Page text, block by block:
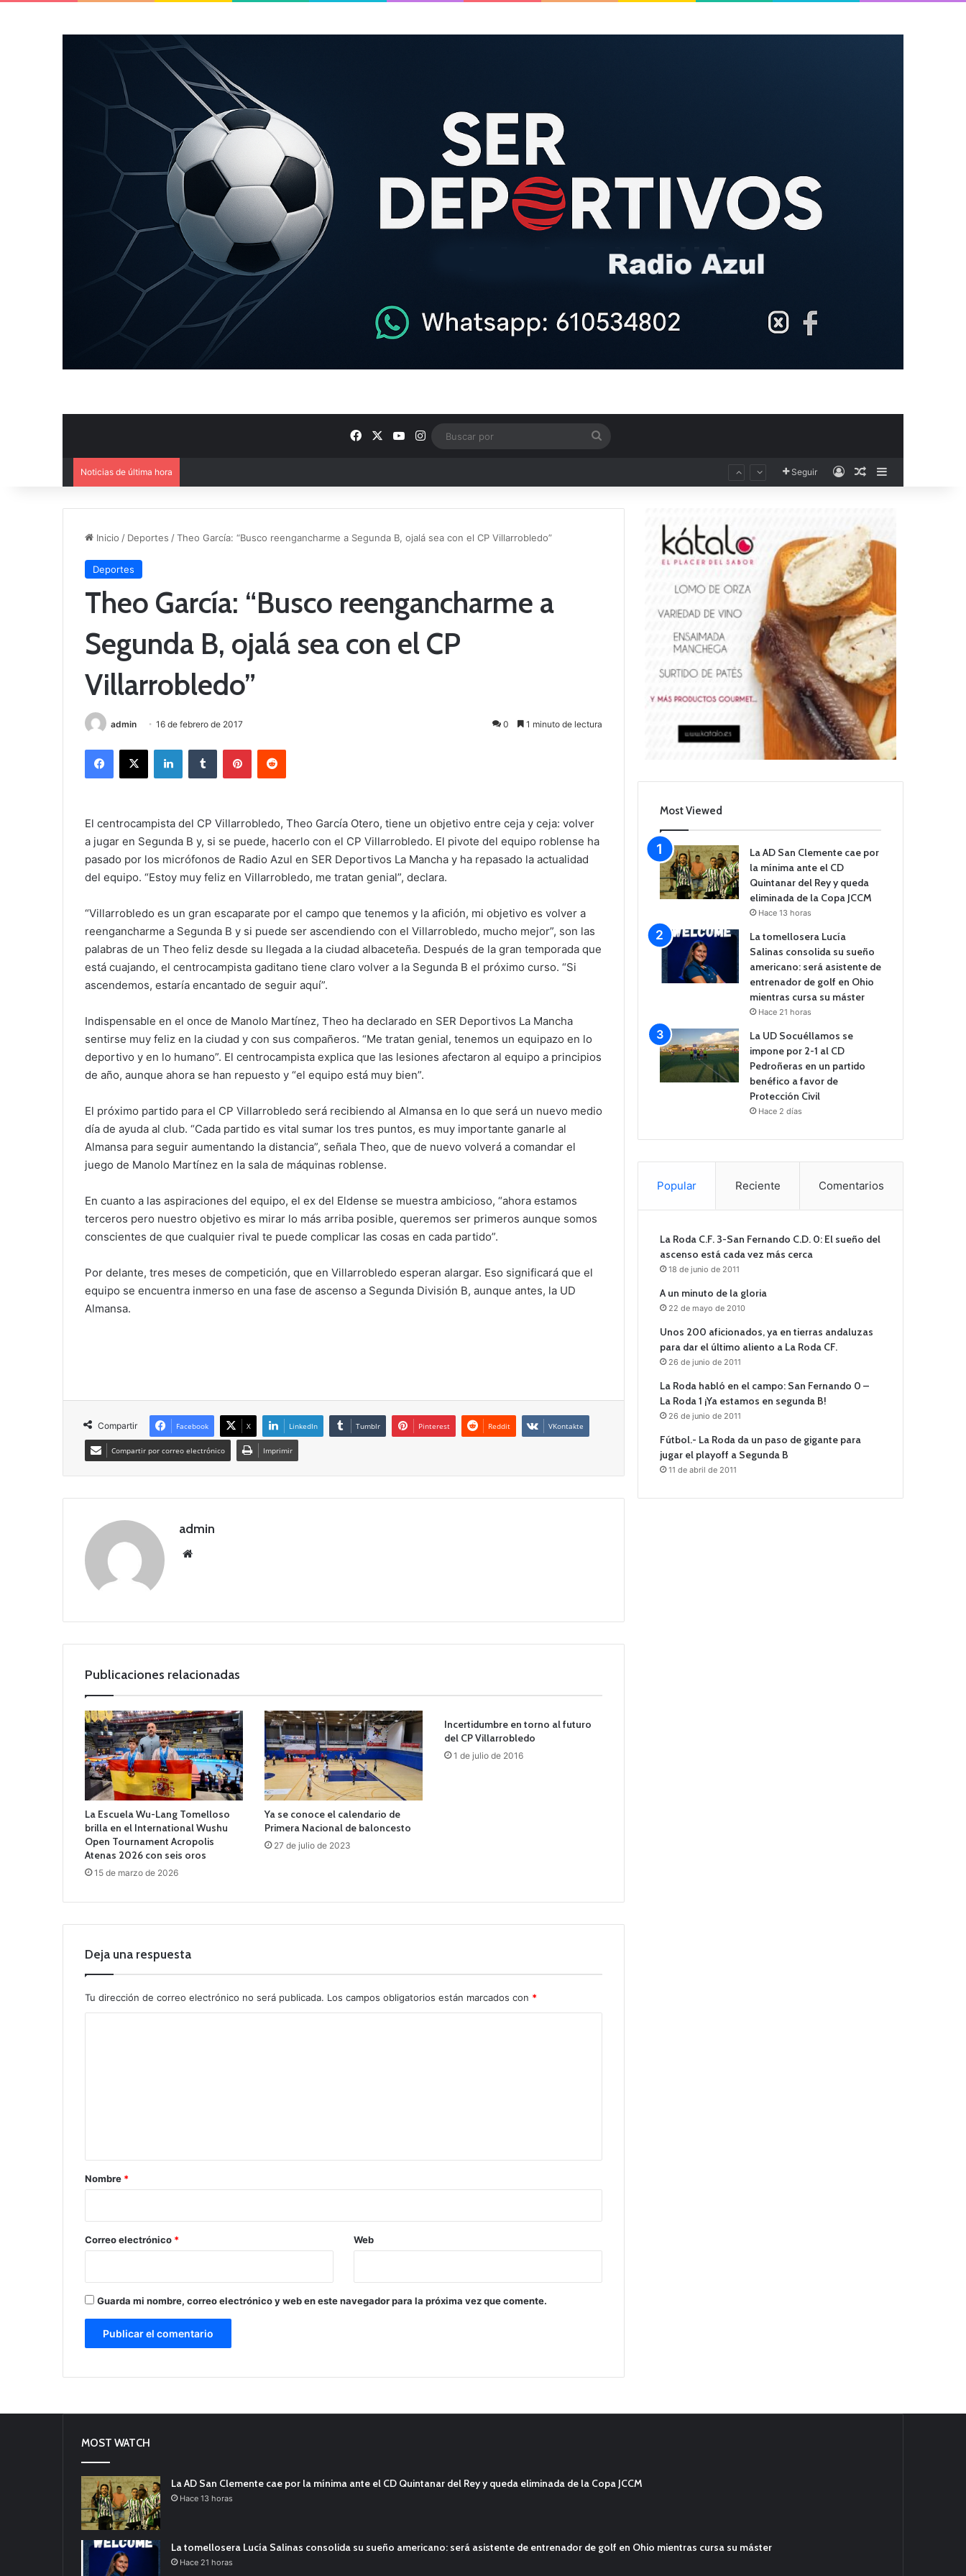
FacebookYouTube
Instagram
Noticias de última hora Seguir AccesoPublicación al
Inicio / Deportes /Theo García: “Busco reengancharme a Segunda B, ojalá sea con el CP Villarrobledo”
Deportes
Theo García: “Busco reengancharme a
Segunda B, ojalá sea con el CP
Villarrobledo”
admin 16 de febrero de 2017 0 1 minuto de lectura
El centrocampista del CP Villarrobledo, Theo García Otero, tiene un objetivo entre ceja y ceja: volver
a jugar en Segunda B y, si se puede, hacerlo con el CP Villarrobledo. El pivote del equipo roblense ha
pasado por los micrófonos de Radio Azul en SER Deportivos La Mancha y ha repasado la actualidad
del equipo. “Estoy muy feliz en Villarrobledo, me tratan genial”, declara.
“Villarrobledo es un gran escaparate por el campo que tenemos y la afición, mi objetivo es volver a
reengancharme a Segunda B y si puede ser ascendiendo con el Villarrobledo, mucho mejor”, son las
palabras de un Theo feliz desde su llegada a la ciudad albaceteña. Después de la gran temporada que
está cuajando, el centrocampista gaditano tiene claro volver a la Segunda B el próximo curso. “Si
ascendemos, estaría encantado de seguir aquí”.
Indispensable en el once de Manolo Martínez, Theo ha declarado en SER Deportivos La Mancha
sentirse muy feliz en la ciudad y con sus compañeros. “Me tratan genial, tenemos un equipazo en lo
deportivo y en lo humano”. El centrocampista explica que las lesiones afectaron al equipo a principios
de año, aunque ahora se han repuesto y “el equipo está muy bien”.
El próximo partido para el CP Villarrobledo será recibiendo al Almansa en lo que será un nuevo medio
día de ayuda al club. “Cada partido es vital sumar los tres puntos, es muy importante ganarle al
Almansa para seguir aumentando la distancia”, señala Theo, que de nuevo volverá a comandar el
juego de Manolo Martínez en la sala de máquinas roblense.
En cuanto a las aspiraciones del equipo, el ex del Eldense se muestra ambicioso, “ahora estamos
terceros pero nuestro objetivo es mirar lo más arriba posible, queremos ser primeros aunque somos
conscientes de que cualquier rival te puede complicar las cosas en cada partido”.
Por delante, tres meses de competición, que en Villarrobledo esperan alargar. Eso significará que el
equipo se encuentra inmerso en una fase de ascenso a Segunda División B, aunque antes, la UD
Almansa.
Compartir Facebook X LinkedIn Tumblr Pinterest Reddit VKontakte
Compartir por correo electrónico Imprimir
admin
Publicaciones relacionadas
La Escuela Wu-Lang Tomelloso
brilla en el International Wushu
Open Tournament Acropolis
Atenas 2026 con seis oros
15 de marzo de 2026
Ya se conoce el calendario de
Primera Nacional de baloncesto
27 de julio de 2023
Incertidumbre en torno al futuro
del CP Villarrobledo
1 de julio de 2016
Deja una respuesta
Tu dirección de correo electrónico no será publicada. Los campos obligatorios están marcados con *
r
*
Nombre *
Correo electrónico * Web
Guarda mi nombre, correo electrónico y web en este navegador para la próxima vez que comente.
Most Viewed
La AD San Clemente cae por
la mínima ante el CD
Quintanar del Rey y queda
eliminada de la Copa JCCM
Hace 13 horas
La tomellosera Lucía
Salinas consolida su sueño
americano: será asistente de
entrenador de golf en Ohio
mientras cursa su máster
Hace 21 horas
La UD Socuéllamos se
impone por 2-1 al CD
Pedroñeras en un partido
benéfico a favor de
Protección Civil
Hace 2 días
Popular Reciente Comentarios
La Roda C.F. 3-San Fernando C.D. 0: El sueño del
ascenso está cada vez más cerca
18 de junio de 2011
A un minuto de la gloria
22 de mayo de 2010
Unos 200 aficionados, ya en tierras andaluzas
para dar el último aliento a La Roda CF.
26 de junio de 2011
La Roda habló en el campo: San Fernando 0 –
La Roda 1 ¡Ya estamos en segunda B!
26 de junio de 2011
Fútbol.- La Roda da un paso de gigante para
jugar el playoff a Segunda B
11 de abril de 2011
MOST WATCH
La AD San Clemente cae por la mínima ante el CD Quintanar del Rey y queda eliminada de la Copa JCCM
Hace 13 horas
La tomellosera Lucía Salinas consolida su sueño americano: será asistente de entrenador de golf en Ohio mientras cursa su máster
Hace 21 horas